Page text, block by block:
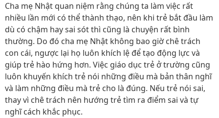
Cha mẹ Nhật quan niệm rằng chúng ta làm việc rất
nhiều lần mới có thể thành thạo, nên khi trẻ bắt đầu làm
dù có chậm hay sai sót thì cũng là chuyện rất bình
thường. Do đó cha mẹ Nhật không bao giờ chê trách
con cái, ngược lại họ luôn khích lệ để tạo động lực và
giúp trẻ hào hứng hơn. Việc giáo dục trẻ ở trường cũng
luôn khuyến khích trẻ nói những điều mà bản thân nghĩ
và làm những điều mà trẻ cho là đúng. Nếu trẻ nói sai,
thay vì chê trách nên hướng trẻ tìm ra điểm sai và tự
nghĩ cách khắc phục.